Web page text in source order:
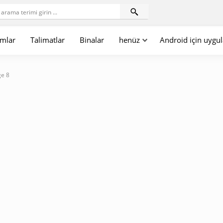
Talimatlar Binalar henüz Android için
8